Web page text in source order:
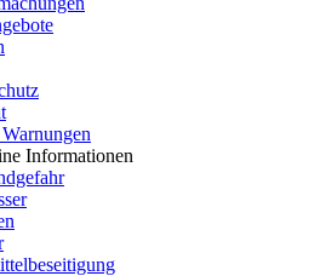
Informationen